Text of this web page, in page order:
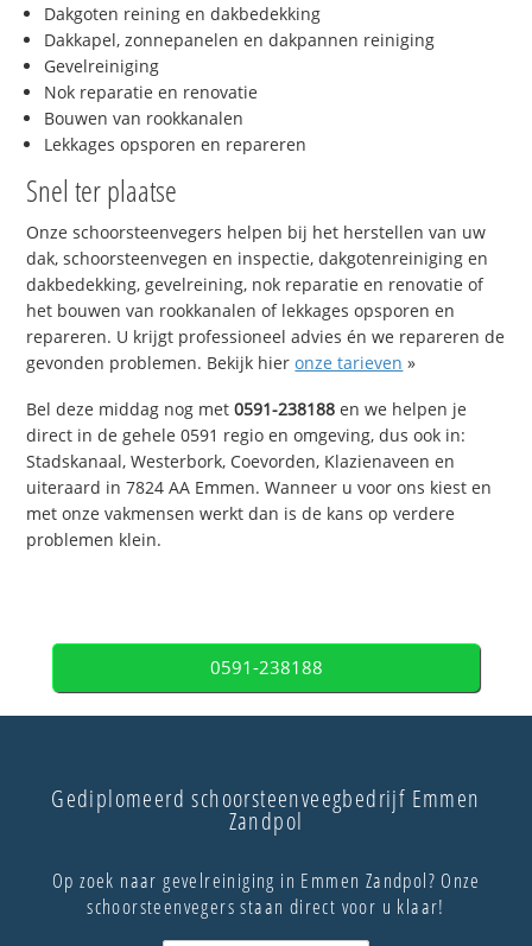
Dakgoten reining en dakbedekking
Dakkapel, zonnepanelen en dakpannen reiniging
Gevelreiniging
Nok reparatie en renovatie
Bouwen van rookkanalen
Lekkages opsporen en repareren
Snel ter plaatse
Onze schoorsteenvegers helpen bij het herstellen van uw
dak, schoorsteenvegen en inspectie, dakgotenreiniging en
dakbedekking, gevelreining, nok reparatie en renovatie of
het bouwen van rookkanalen of lekkages opsporen en
repareren. U krijgt professioneel advies én we repareren de
gevonden problemen. Bekijk hieronze tarieven »
Bel deze middag nog met0591-238188 en we helpen je
direct in de gehele 0591 regio en omgeving, dus ook in:
Stadskanaal, Westerbork, Coevorden, Klazienaveen en
uiteraard in 7824 AA Emmen. Wanneer u voor ons kiest en
met onze vakmensen werkt dan is de kans op verdere
problemen klein.
0591-238188
Gediplomeerd schoorsteenveegbedrijf Emmen
Zandpol
Op zoek naar gevelreiniging in Emmen Zandpol? Onze
schoorsteenvegers staan direct voor u klaar!